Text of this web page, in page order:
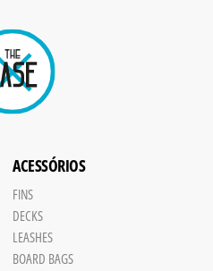
ACESSÓRIOS
FINS
DECKS
LEASHES
BOARD BAGS